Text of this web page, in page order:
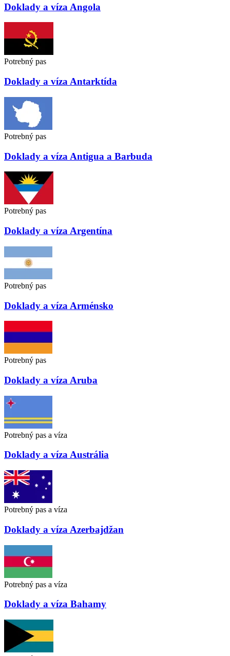
Doklady a víza Angola
Potrebný pas
Doklady a víza Antarktída
Potrebný pas
Doklady a víza Antigua a Barbuda
Potrebný pas
Doklady a víza Argentína
Potrebný pas
Doklady a víza Arménsko
Potrebný pas
Doklady a víza Aruba
Potrebný pas a víza
Doklady a vízaAustrália
Potrebný pas a víza
Doklady a víza Azerbajdžan
Potrebný pas a víza
Doklady a víza Bahamy